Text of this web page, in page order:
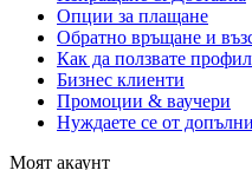
Опции за плащане
Обратно връщане и
Как да ползвате
Бизнес клиенти
Промоции & ваучери
Нуждаете се от
Моят акаунт